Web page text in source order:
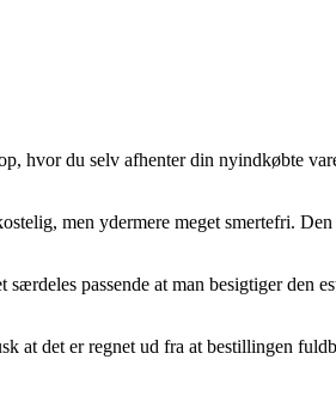
hvor du selv afhenter din nyindkøbte
men ydermere meget smertefri.
passende at man besigtiger den
at det er regnet ud fra at bestillingen